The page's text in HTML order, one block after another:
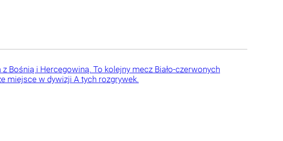
Bośnią i Hercegowiną. To kolejny mecz Biało-czerwonych
miejsce w dywizji A tych rozgrywek.